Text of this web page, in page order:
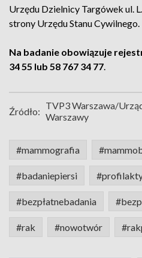
Urzędu Dzielnicy Targówek ul.
strony Urzędu Stanu Cywilnego.
Na badanie obowiązuje
34 55 lub 58 767 34 77.
Źródło: TVP3 Warszawa/
Warszawy
#mammografia
#badaniepiersi
#bezpłatnebadania
#rak #nowotwór